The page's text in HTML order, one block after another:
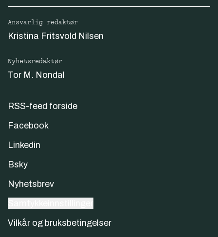
Ansvarlig redaktør
Kristina Fritsvold Nilsen
Nyhetsredaktør
Tor M. Nondal
RSS-feed forside
Facebook
Linkedin
Bsky
Nyhetsbrev
Vilkår og bruksbetingelser